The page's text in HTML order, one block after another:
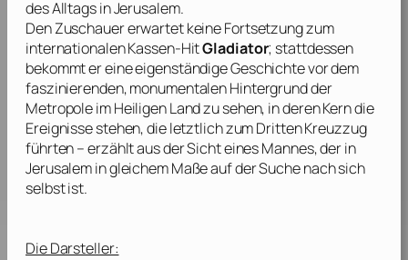
des Alltags in Jerusalem.
Den Zuschauer erwartet keine Fortsetzung zum
internationalen Kassen-HitGladiator; stattdessen
bekommt er eine eigenständige Geschichte vor dem
faszinierenden, monumentalen Hintergrund der
Metropole im Heiligen Land zu sehen, in deren Kern die
Ereignisse stehen, die letztlich zum Dritten Kreuzzug
führten – erzählt aus der Sicht eines Mannes, der in
Jerusalem in gleichem Maße auf der Suche nach sich
selbst ist.
Die Darsteller: